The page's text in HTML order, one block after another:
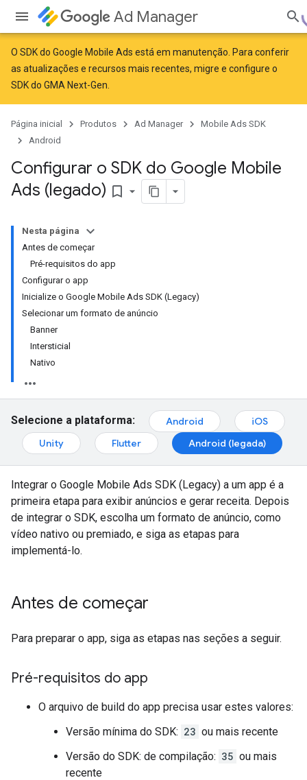
Ad Manager
O SDK do Google Mobile Ads está em manutenção. Para conferir
as atualizações e recursos mais recentes, migre e configure o
SDK do GMA Next-Gen
Página inicial Produtos Ad Manager
Mobile Ads SDK
Android
Configurar o SDK do Google Mobile
Ads (legado) bookmark_border
Nesta página
Antes de começar
Pré-requisitos do app
Configurar o app
Inicialize o Google Mobile Ads SDK (Legacy)
Selecionar um formato de anúncio
Banner
Intersticial
Nativo
Selecione a plataforma: Android
iOS
Unity
Flutter Android (legada)
Integrar o Google Mobile Ads SDK (Legacy) a um app é a
primeira etapa para exibir anúncios e gerar receita. Depois
de integrar o SDK, escolha um formato de anúncio, como
vídeo nativo ou premiado, e siga as etapas para
implementá-lo.
Antes de começar
Para preparar o app, siga as etapas nas seções a seguir.
Pré-requisitos do app
O arquivo de build do app precisa usar estes valores:
Versão mínima do SDK: 23 ou mais recente
Versão do SDK: de compilação: 35 ou mais
recente